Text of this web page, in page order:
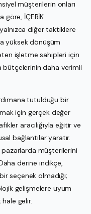
müşterilerin onları
göre, İÇERİK
diğer taktiklere
yüksek dönüşüm
işletme sahipleri için
bütçelerinin daha verimli
tutulduğu bir
için gerçek değer
aracılığıyla eğitir ve
bağlantılar yaratır.
müşterilerini
derine indikçe,
seçenek olmadığı;
gelişmelere uyum
gelir.